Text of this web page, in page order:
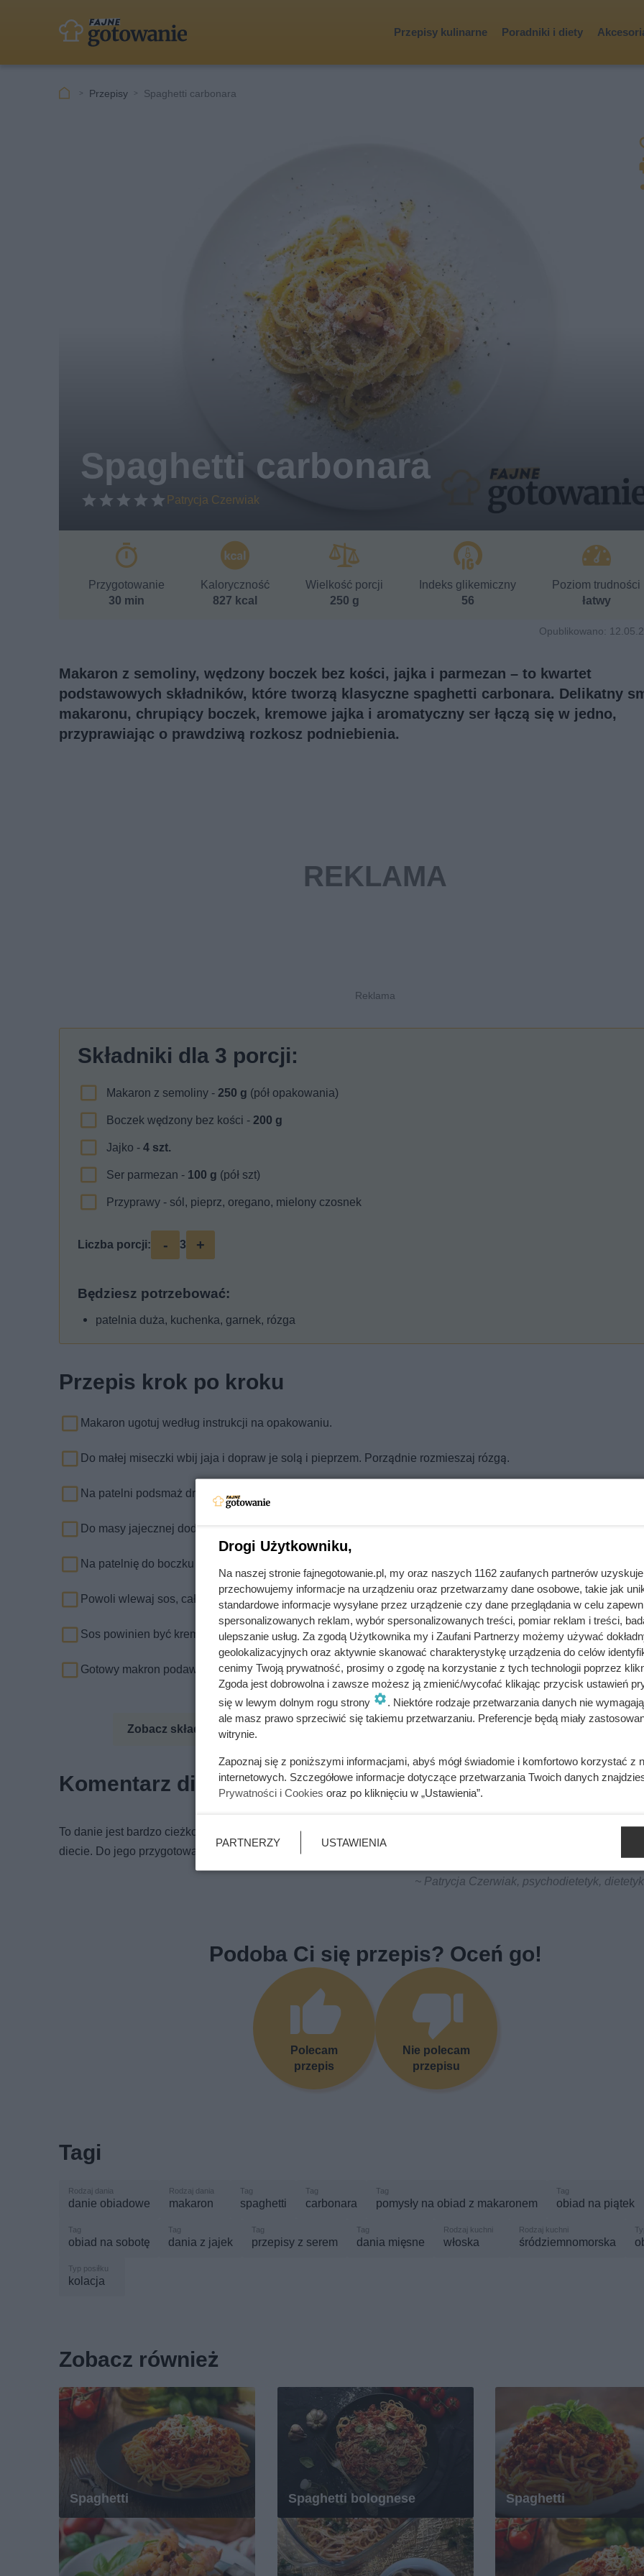
Przepisy kulinarne Poradniki i diety
Przepisy Spaghetti carbonara
Spaghetti carbonara
Patrycja Czerwiak
Przygotowanie
30 min
Kaloryczność
827 kcal
Wielkość porcji
250 g
Indeks glikemiczny
56
Poziom trudności
łatwy
Opublikowano:
Makaron z semoliny, wędzony boczek bez kości, jajka i parmezan – to kwartet
podstawowych składników, które tworzą klasyczne spaghetti carbonara. Delikatny
makaronu, chrupiący boczek, kremowe jajka i aromatyczny ser łączą się w jedno,
przyprawiając o prawdziwą rozkosz podniebienia.
Składniki dla 3 porcji:
Makaron z semoliny - 250 g (pół opakowania)
Boczek wędzony bez kości - 200 g
Jajko - 4 szt.
Ser parmezan - 100 g (pół szt)
Przyprawy - sól, pieprz, oregano, mielony czosnek
Liczba porcji: - 3 +
Będziesz potrzebować:
patelnia duża, kuchenka, garnek, rózga
Przepis krok po kroku
Makaron ugotuj według instrukcji na opakowaniu.
Do małej miseczki wbij jaja i dopraw je solą i pieprzem. Porządnie rozmieszaj rózgą.
Na patelni podsmaż drobno pokrojony boczek, by się zarumienił.
Do masy jajecznej dodaj 3/4 porcji sera i dobrze rozmieszaj. Dopraw całość ziołami i czosnkiem.
Na patelnię do boczku dodaj makaron i porządnie wymieszaj, cały czas podgrzewaj.
Powoli wlewaj sos, cały czas mieszając.
Sos powinien być kremowy, a jajka nie powinny się ściąć.
Gotowy makron podawaj posypany parmezanem i obficie posypany pieprzem.
Zobacz składniki odżywcze Zobacz alergeny Oblicz koszty przyrządzenia potrawy
Komentarz dietetyka
To danie jest bardzo cieżkostrawne, do tego zawiera dużo tłuszczów nasyconych, dlatego powinno gościć jak
diecie. Do jego przygotowania warto użyć makaronu pełnoziarnistego.
~ Patrycja Czerwiak, psychodietetyk,
Podoba Ci się przepis? Oceń go!
Polecam
przepis
Nie polecam
przepisu
Tagi
danie obiadowe makaron spaghetti carbonara pomysły na obiad z makaronem obiad na piątek
obiad na sobotę dania z jajek przepisy z serem dania mięsne włoska śródziemnomorska
kolacja
Zobacz również
Spaghetti Spaghetti bolognese Spaghetti
Drogi Użytkowniku,
Na naszej stronie fajnegotowanie.pl, my oraz naszych 1162 zaufanych partnerów
przechowujemy informacje na urządzeniu oraz przetwarzamy dane osobowe, takie jak
standardowe informacje wysyłane przez urządzenie czy dane przeglądania w celu
spersonalizowanych reklam, wybór spersonalizowanych treści, pomiar reklam i treści,
ulepszanie usług. Za zgodą Użytkownika my i Zaufani Partnerzy możemy używać
geolokalizacyjnych oraz aktywnie skanować charakterystykę urządzenia do celów
cenimy Twoją prywatność, prosimy o zgodę na korzystanie z tych technologii poprzez
Zgoda jest dobrowolna i zawsze możesz ją zmienić/wycofać klikając przycisk ustawień
się w lewym dolnym rogu strony
. Niektóre rodzaje przetwarzania danych nie
ale masz prawo sprzeciwić się takiemu przetwarzaniu. Preferencje będą miały
witrynie.
Zapoznaj się z poniższymi informacjami, abyś mógł świadomie i komfortowo korzystać z
internetowych. Szczegółowe informacje dotyczące przetwarzania Twoich danych
Prywatności i Cookies oraz po kliknięciu w „Ustawienia”.
PARTNERZY USTAWIENIA